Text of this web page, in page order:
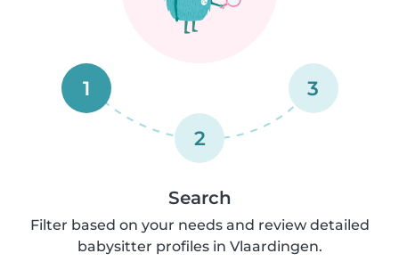
1
2
3
Search
Filter based on your needs and review detailed
babysitter profiles in Vlaardingen.